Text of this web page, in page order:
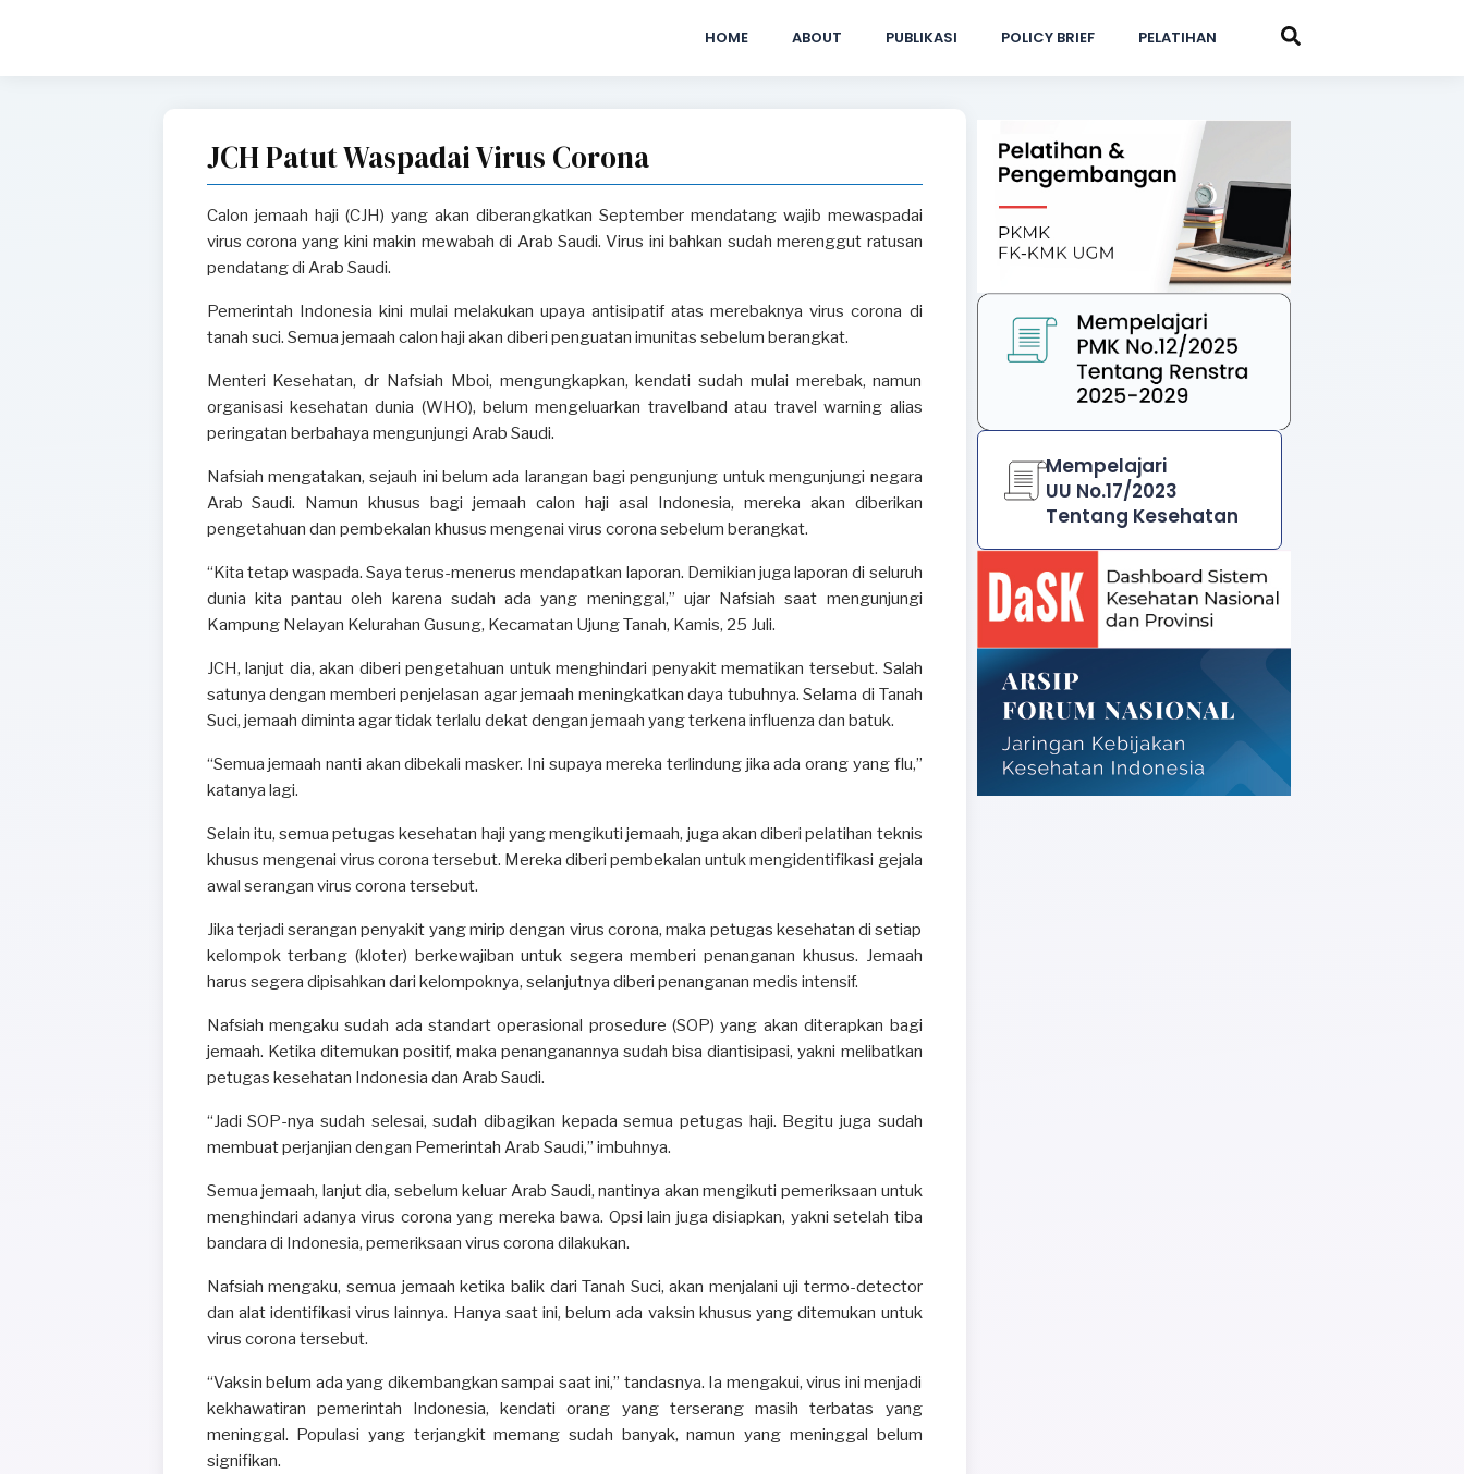
HOME ABOUT PUBLIKASI POLICY BRIEF PELATIHAN
JCH Patut Waspadai Virus Corona
Calon jemaah haji (CJH) yang akan diberangkatkan September mendatang wajib mewaspadai
virus corona yang kini makin mewabah di Arab Saudi. Virus ini bahkan sudah merenggut ratusan
pendatang di Arab Saudi.
Pemerintah Indonesia kini mulai melakukan upaya antisipatif atas merebaknya virus corona di
tanah suci. Semua jemaah calon haji akan diberi penguatan imunitas sebelum berangkat.
Menteri Kesehatan, dr Nafsiah Mboi, mengungkapkan, kendati sudah mulai merebak, namun
organisasi kesehatan dunia (WHO), belum mengeluarkan travelband atau travel warning alias
peringatan berbahaya mengunjungi Arab Saudi.
Nafsiah mengatakan, sejauh ini belum ada larangan bagi pengunjung untuk mengunjungi negara
Arab Saudi. Namun khusus bagi jemaah calon haji asal Indonesia, mereka akan diberikan
pengetahuan dan pembekalan khusus mengenai virus corona sebelum berangkat.
“Kita tetap waspada. Saya terus-menerus mendapatkan laporan. Demikian juga laporan di seluruh
dunia kita pantau oleh karena sudah ada yang meninggal,” ujar Nafsiah saat mengunjungi
Kampung Nelayan Kelurahan Gusung, Kecamatan Ujung Tanah, Kamis, 25 Juli.
JCH, lanjut dia, akan diberi pengetahuan untuk menghindari penyakit mematikan tersebut. Salah
satunya dengan memberi penjelasan agar jemaah meningkatkan daya tubuhnya. Selama di Tanah
Suci, jemaah diminta agar tidak terlalu dekat dengan jemaah yang terkena influenza dan batuk.
“Semua jemaah nanti akan dibekali masker. Ini supaya mereka terlindung jika ada orang yang flu,”
katanya lagi.
Selain itu, semua petugas kesehatan haji yang mengikuti jemaah, juga akan diberi pelatihan teknis
khusus mengenai virus corona tersebut. Mereka diberi pembekalan untuk mengidentifikasi gejala
awal serangan virus corona tersebut.
Jika terjadi serangan penyakit yang mirip dengan virus corona, maka petugas kesehatan di setiap
kelompok terbang (kloter) berkewajiban untuk segera memberi penanganan khusus. Jemaah
harus segera dipisahkan dari kelompoknya, selanjutnya diberi penanganan medis intensif.
Nafsiah mengaku sudah ada standart operasional prosedure (SOP) yang akan diterapkan bagi
jemaah. Ketika ditemukan positif, maka penanganannya sudah bisa diantisipasi, yakni melibatkan
petugas kesehatan Indonesia dan Arab Saudi.
“Jadi SOP-nya sudah selesai, sudah dibagikan kepada semua petugas haji. Begitu juga sudah
membuat perjanjian dengan Pemerintah Arab Saudi,” imbuhnya.
Semua jemaah, lanjut dia, sebelum keluar Arab Saudi, nantinya akan mengikuti pemeriksaan untuk
menghindari adanya virus corona yang mereka bawa. Opsi lain juga disiapkan, yakni setelah tiba
bandara di Indonesia, pemeriksaan virus corona dilakukan.
Nafsiah mengaku, semua jemaah ketika balik dari Tanah Suci, akan menjalani uji termo-detector
dan alat identifikasi virus lainnya. Hanya saat ini, belum ada vaksin khusus yang ditemukan untuk
virus corona tersebut.
“Vaksin belum ada yang dikembangkan sampai saat ini,” tandasnya. Ia mengakui, virus ini menjadi
kekhawatiran pemerintah Indonesia, kendati orang yang terserang masih terbatas yang
meninggal. Populasi yang terjangkit memang sudah banyak, namun yang meninggal belum
signifikan.
Mempelajari
UU No.17/2023
Tentang Kesehatan